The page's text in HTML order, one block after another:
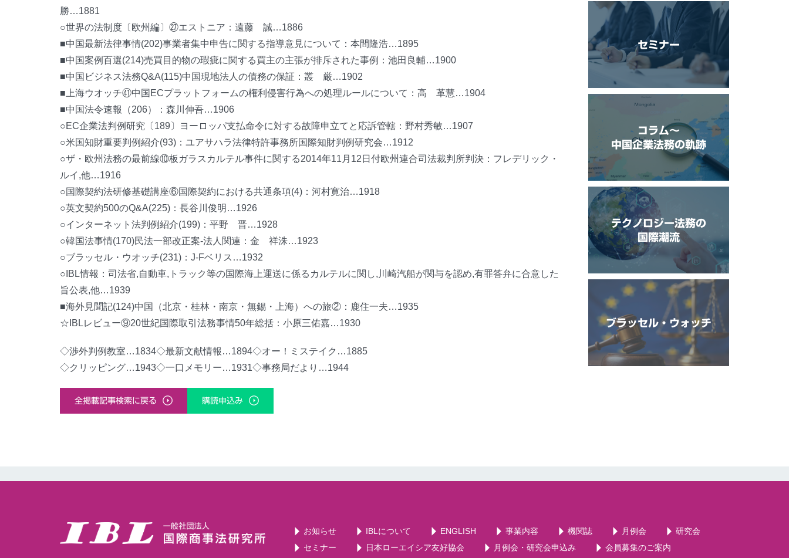
勝…1881
○世界の法制度〔欧州編〕㉗エストニア：遠藤 誠…1886
■中国最新法律事情(202)事業者集中申告に関する指導意見について：本間隆浩…1895
■中国案例百選(214)売買目的物の瑕疵に関する買主の主張が排斥された事例：池田良輔…1900
■中国ビジネス法務Q&A(115)中国現地法人の債務の保証：叢 厳…1902
■上海ウオッチ㊶中国ECプラットフォームの権利侵害行為への処理ルールについて：高 革慧…1904
■中国法令速報（206）：森川伸吾…1906
○EC企業法判例研究〔189〕ヨーロッパ支払命令に対する故障申立てと応訴管轄：野村秀敏…1907
○米国知財重要判例紹介(93)：ユアサハラ法律特許事務所国際知財判例研究会…1912
○ザ・欧州法務の最前線⑩板ガラスカルテル事件に関する2014年11月12日付欧州連合司法裁判所判決：フレデリック・
ルイ,他…1916
○国際契約法研修基礎講座⑥国際契約における共通条項(4)：河村寛治…1918
○英文契約500のQ&A(225)：長谷川俊明…1926
○インターネット法判例紹介(199)：平野 晋…1928
○韓国法事情(170)民法一部改正案-法人関連：金 祥洙…1923
○ブラッセル・ウオッチ(231)：J-Fベリス…1932
○IBL情報：司法省,自動車,トラック等の国際海上運送に係るカルテルに関し,川崎汽船が関与を認め,有罪答弁に合意した
旨公表,他…1939
■海外見聞記(124)中国（北京・桂林・南京・無錫・上海）への旅②：鹿住一夫…1935
☆IBLレビュー⑨20世紀国際取引法務事情50年総括：小原三佑嘉…1930
◇渉外判例教室…1834◇最新文献情報…1894◇オー！ミステイク…1885
◇クリッピング…1943◇一口メモリー…1931◇事務局だより…1944
全掲載記事検索に戻る 購読申込み
セミナー
コラム〜
中国企業法務の軌跡
テクノロジー法務の
国際潮流
ブラッセル・ウォッチ
お知らせ IBLについて ENGLISH 事業内容 機関誌 月例会
研究会
セミナー
日本ローエイシア友好協会 月例会・研究会申込み 会員募集のご案内